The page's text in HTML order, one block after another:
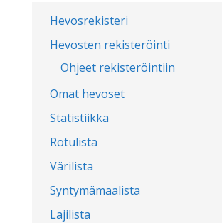
Hevosrekisteri
Hevosten rekisteröinti
Ohjeet rekisteröintiin
Omat hevoset
Statistiikka
Rotulista
Värilista
Syntymämaalista
Lajilista